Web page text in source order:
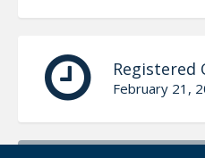
Registered
February 21,